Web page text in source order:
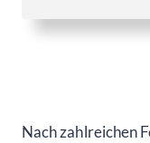
Nach zahlreichen